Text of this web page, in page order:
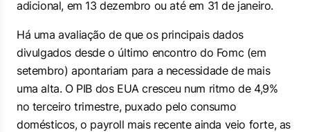
adicional, em 13 dezembro ou até em 31 de janeiro.
Há uma avaliação de que os principais dados
divulgados desde o último encontro do Fomc (em
setembro) apontariam para a necessidade de mais
uma alta. O PIB dos EUA cresceu num ritmo de 4,9%
no terceiro trimestre, puxado pelo consumo
domésticos, o payroll mais recente ainda veio forte, as